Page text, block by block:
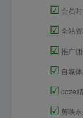
☑ 会员
☑ 全站
☑ 推广
☑ 自媒
☑ coze
☑ 剪映